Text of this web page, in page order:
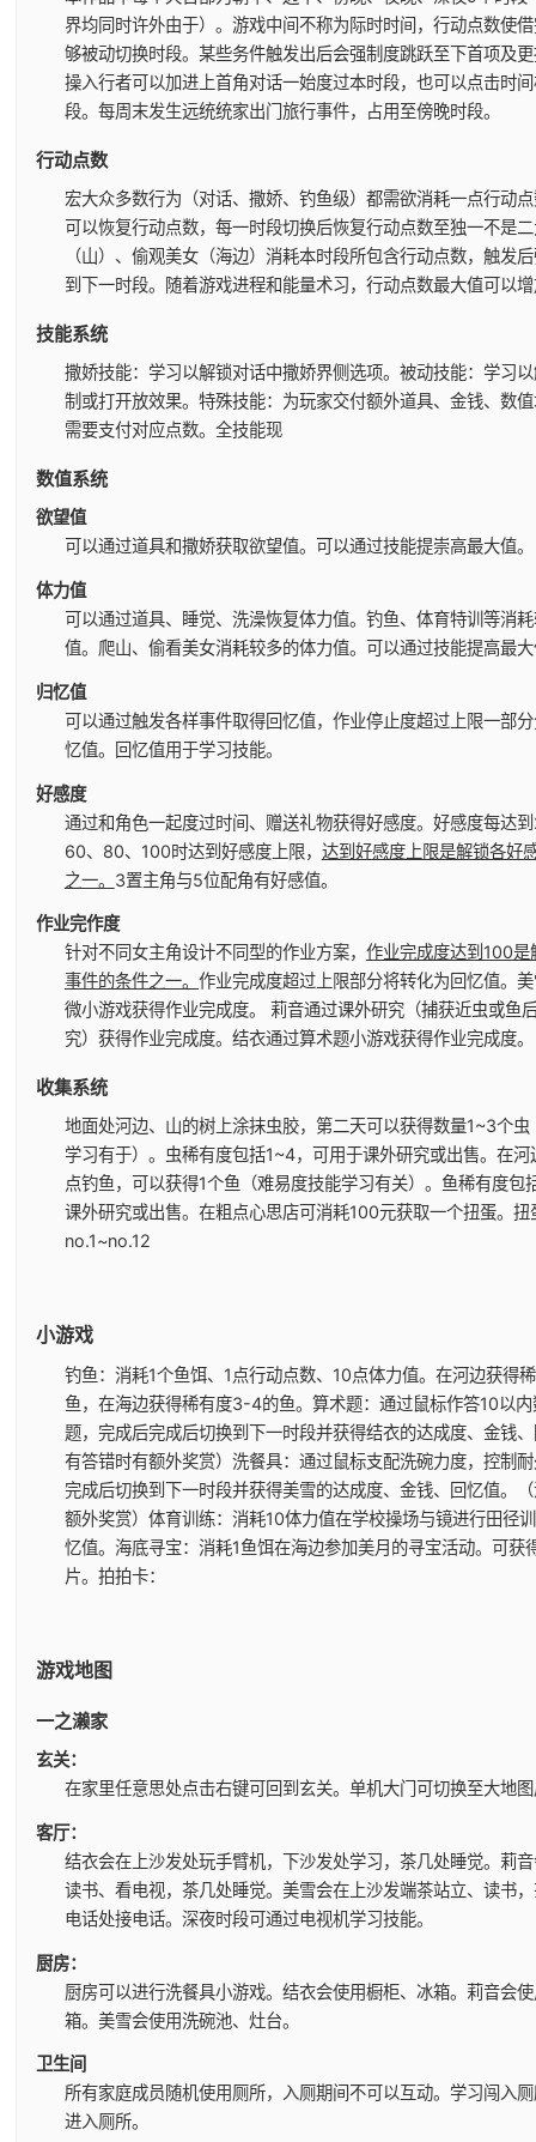
界均同时许外由于）。 游戏中间不称为际时时间，行动点数使
够被动切换时段。 某些务件触发出后会强制度跳跃至下首项及
操入行者可以加进上首角对话一始度过本时段，也可以点击时
段。 每周末发生远统统家出门旅行事件，占用至傍晚时段。
行动点数
宏大众多数行为（对话、撒娇、钓鱼级）都需欲消耗一点行动
可以恢复行动点数，每一时段切换后恢复行动点数至独一不是
（山）、偷观美女（海边）消耗本时段所包含行动点数，触发
到下一时段。
随着游戏进程和能量术习，行动点数最大值可以
技能系统
撒娇技能：学习以解锁对话中撒娇界侧选项。 被动技能：学习
制或打开放效果。 特殊技能：为玩家交付额外道具、金钱、数
需要支付对应点数。 全技能现
数值系统
欲望值
可以通过道具和撒娇获取欲望值。 可以通过技能提崇高最大值。
体力值
可以通过道具、睡觉、洗澡恢复体力值。 钓鱼、体育特训等消
值。 爬山、偷看美女消耗较多的体力值。 可以通过技能提高最
归忆值
可以通过触发各样事件取得回忆值，作业停止度超过上限一部
忆值。
回忆值用于学习技能。
好感度
通过和角色一起度过时间、赠送礼物获得好感度。 好感度每达
60、80、100时达到好感度上限， 达到好感度上限是解锁各好
之一。 3置主角与5位配角有好感值。
作业完作度
针对不同女主角设计不同型的作业方案， 作业完成度达到100是
事件的条件之一。 作业完成度超过上限部分将转化为回忆值。
微小游戏获得作业完成度。
莉音通过课外研究（捕获近虫或鱼
究）获得作业完成度。 结衣通过算术题小游戏获得作业完成度。
收集系统
地面处河边、山的树上涂抹虫胶，第二天可以获得数量1~3个虫
学习有于）。虫稀有度包括1~4，可用于课外研究或出售。 在河
点钓鱼，可以获得1个鱼（难易度技能学习有关）。鱼稀有度包
课外研究或出售。 在粗点心思店可消耗100元获取一个扭蛋。扭
no.1~no.12
小游戏
钓鱼：消耗1个鱼饵、1点行动点数、10点体力值。在河边获得
鱼，在海边获得稀有度3-4的鱼。 算术题：通过鼠标作答10以
题，完成后完成后切换到下一时段并获得结衣的达成度、金钱
有答错时有额外奖赏） 洗餐具：通过鼠标支配洗碗力度，控制
完成后切换到下一时段并获得美雪的达成度、金钱、回忆值。
额外奖赏） 体育训练：消耗10体力值在学校操场与镜进行田径
忆值。 海底寻宝：消耗1鱼饵在海边参加美月的寻宝活动。可获
片。 拍拍卡：
游戏地图
一之濑家
玄关：
在家里任意思处点击右键可回到玄关。 单机大门可切换至大地
客厅：
结衣会在上沙发处玩手臂机，下沙发处学习，茶几处睡觉。 莉
读书、看电视，茶几处睡觉。 美雪会在上沙发端茶站立、读书
电话处接电话。 深夜时段可通过电视机学习技能。
厨房：
厨房可以进行洗餐具小游戏。 结衣会使用橱柜、冰箱。 莉音会
箱。 美雪会使用洗碗池、灶台。
卫生间
所有家庭成员随机使用厕所，入厕期间不可以互动。 学习闯入
进入厕所。